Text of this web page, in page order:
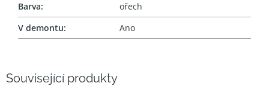
Související produkty
Barva:
ořech
V demontu: Ano